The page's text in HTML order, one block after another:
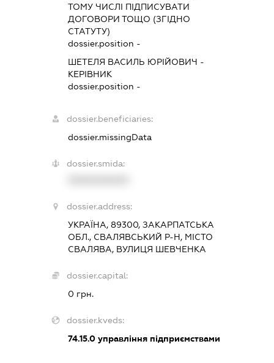
ТОМУ ЧИСЛІ ПІДПИСУВАТИ
ДОГОВОРИ ТОЩО (ЗГІДНО
СТАТУТУ)
dossier.position -
ШЕТЕЛЯ ВАСИЛЬ ЮРІЙОВИЧ -
КЕРІВНИК
dossier.position -
dossier.beneficiaries:
dossier.missingData
dossier.smida:
dossier.address:
УКРАЇНА, 89300, ЗАКАРПАТСЬКА
ОБЛ., СВАЛЯВСЬКИЙ Р-Н, МІСТО
СВАЛЯВА, ВУЛИЦЯ ШЕВЧЕНКА
dossier.capital:
0 грн.
dossier.kveds:
74.15.0управління підприємствами